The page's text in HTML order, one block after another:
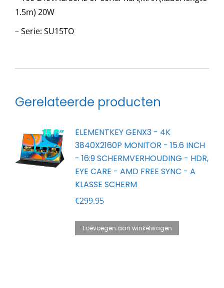
1.5m) 20W
– Serie: SU15TO
Gerelateerde producten
ELEMENTKEY GENX3 - 4K
3840X2160P MONITOR - 15.6 INCH
- 16:9 SCHERMVERHOUDING - HDR,
EYE CARE - AMD FREE SYNC - A
KLASSE SCHERM
€299.95
Toevoegen aan winkelwagen